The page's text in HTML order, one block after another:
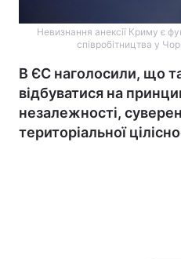
Невизнання анексії Криму є
співробітництва у
В ЄС наголосили, що
відбуватися на
незалежності,
територіальної